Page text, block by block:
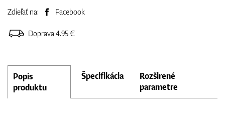
Zdieľať na: Facebook
Doprava 4.95 €
Popis
produktu
Špecifikácia
Rozširené
parametre